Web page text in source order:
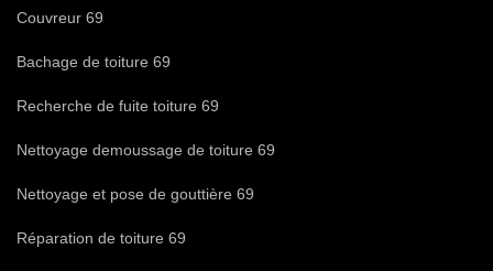
Couvreur 69
Bachage de toiture 69
Recherche de fuite toiture 69
Nettoyage demoussage de toiture 69
Nettoyage et pose de gouttière 69
Réparation de toiture 69